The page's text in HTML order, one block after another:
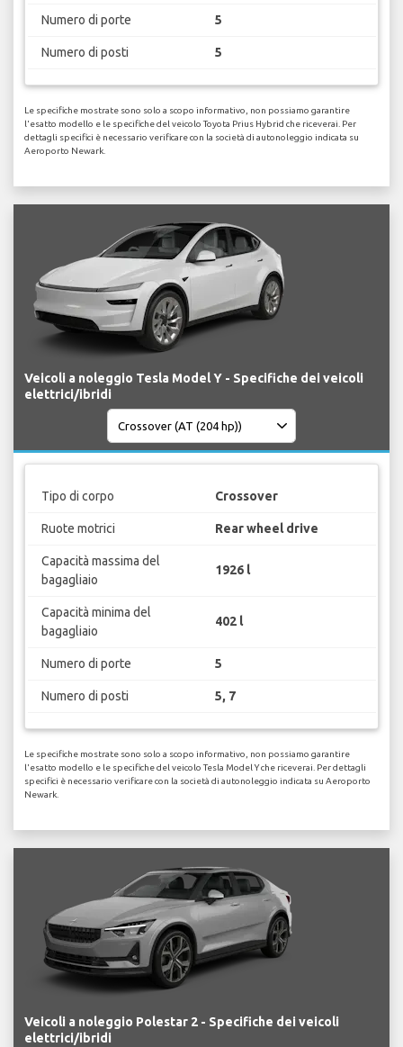
Numero di porte 5
Numero di posti 5
Le specifiche mostrate sono solo a scopo informativo, non possiamo garantire
l'esatto modello e le specifiche del veicolo Toyota Prius Hybrid che riceverai. Per
dettagli specifici è necessario verificare con la società di autonoleggio indicata su
Aeroporto Newark.
Veicoli a noleggio Tesla Model Y - Specifiche dei veicoli
elettrici/ibridi
Tipo di corpo Crossover
Ruote motrici Rear wheel drive
Capacità massima del
bagagliaio
1926 l
Capacità minima del
bagagliaio
402 l
Numero di porte 5
Numero di posti 5, 7
Le specifiche mostrate sono solo a scopo informativo, non possiamo garantire
l'esatto modello e le specifiche del veicolo Tesla Model Y che riceverai. Per dettagli
specifici è necessario verificare con la società di autonoleggio indicata su Aeroporto
Newark.
Veicoli a noleggio Polestar 2 - Specifiche dei veicoli
elettrici/ibridi